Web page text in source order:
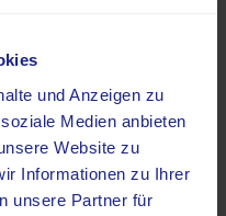
und Anzeigen zu
Medien anbieten
Website zu
Informationen zu Ihrer
unsere Partner für
Blick:
Schmerzen ist
anzuraten.
liefert